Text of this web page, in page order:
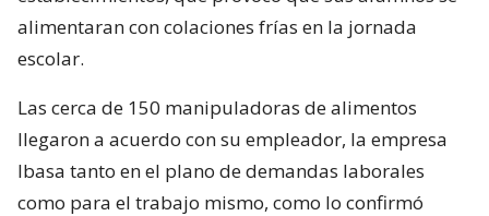
alimentaran con colaciones frías en la jornada
escolar.
Las cerca de 150 manipuladoras de alimentos
llegaron a acuerdo con su empleador, la empresa
Ibasa tanto en el plano de demandas laborales
como para el trabajo mismo, como lo confirmó